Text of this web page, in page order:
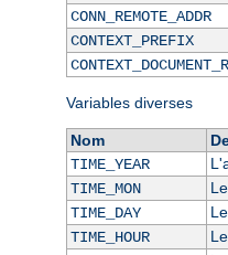
CONN_REMOTE_ADDR
CONTEXT_PREFIX
Variables diverses
Nom
TIME_YEAR
TIME_MON
TIME_DAY
TIME_HOUR